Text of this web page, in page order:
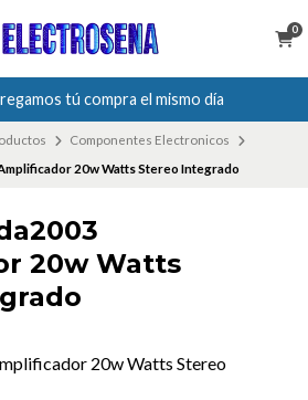
0
tú compra el mismo día
Componentes Electronicos
20w Watts Stereo Integrado
20w Watts
20w Watts Stereo